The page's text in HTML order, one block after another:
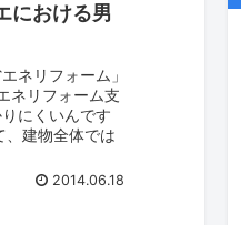
における男
ネリフォーム」
ネリフォーム支
にくいんです
、建物全体では
2014.06.18